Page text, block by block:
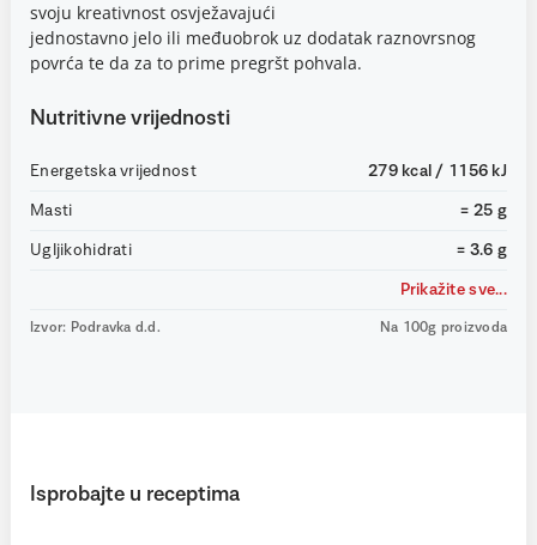
svoju kreativnost osvježavajući
jednostavno jelo ili međuobrok uz dodatak raznovrsnog
povrća te da za to prime pregršt pohvala.
Nutritivne vrijednosti
Energetska vrijednost 279 kcal / 1156 kJ
Masti = 25 g
Ugljikohidrati = 3.6 g
Prikažite sve...
Izvor: Podravka d.d. Na 100g proizvoda
Isprobajte u receptima